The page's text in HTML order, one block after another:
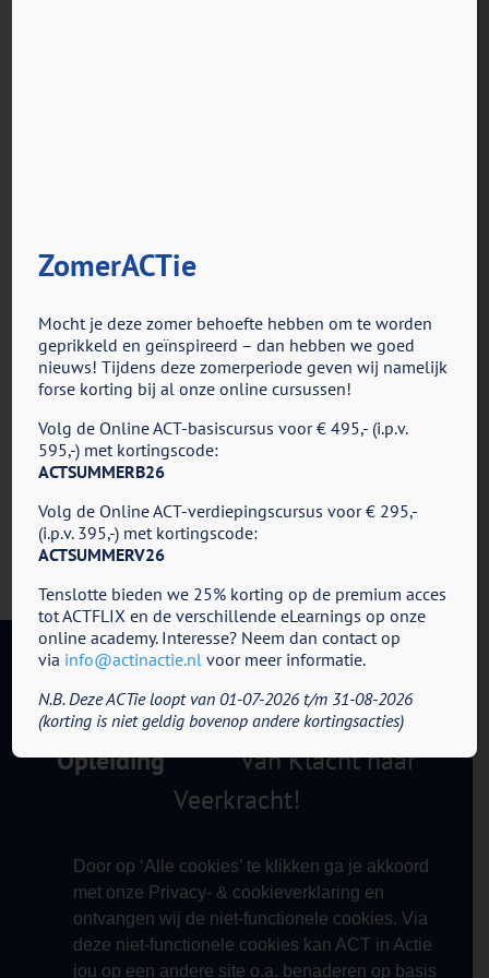
Door op ‘Alle cookies’ te klikken ga je akkoord
met onze Privacy- & cookieverklaring en
ontvangen wij de niet-functionele cookies. Via
deze niet-functionele cookies kan ACT in Actie
jou op een andere site o.a. benaderen op basis
DoorACT in Actie | november 6th, 2023
Share This Story, Choose Your Platform!
mail
ACT in Actie - Cursus en
Opleiding
Van Klacht naar
Veerkracht!
ZomerACTie
Mocht je deze zomer behoefte hebben om te worden
geprikkeld en geïnspireerd – dan hebben we goed
nieuws! Tijdens deze zomerperiode geven wij namelijk
forse korting bij al onze online cursussen!
Volg de Online ACT-basiscursus voor € 495,- (i.p.v.
595,-) met kortingscode:
ACTSUMMERB26
Volg de Online ACT-verdiepingscursus voor € 295,-
(i.p.v. 395,-) met kortingscode:
ACTSUMMERV26
Tenslotte bieden we 25% korting op de premium acces
tot ACTFLIX en de verschillende eLearnings op onze
online academy. Interesse? Neem dan contact op
via info@actinactie.nl voor meer informatie.
N.B. Deze ACTie loopt van 01-07-2026 t/m 31-08-2026
(korting is niet geldig bovenop andere kortingsacties)